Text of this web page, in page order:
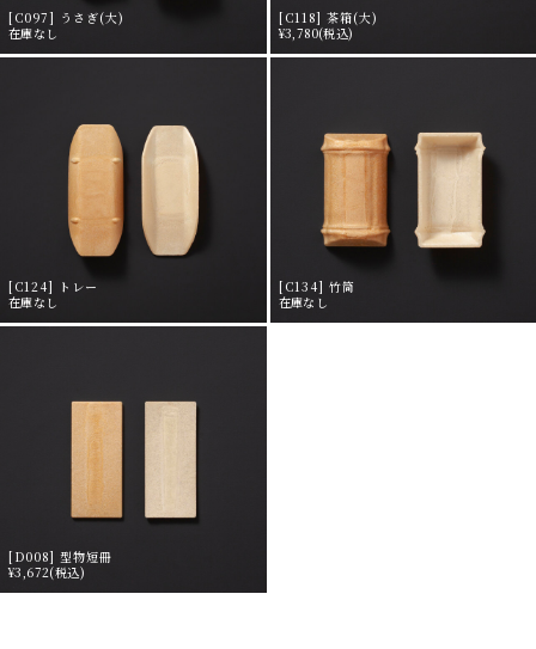
[C097] うさぎ(大)
在庫なし
[C118] 茶箱(大)
¥3,780(税込)
[C124] トレー
在庫なし
[C134] 竹筒
在庫なし
[D008] 型物短冊
¥3,672(税込)